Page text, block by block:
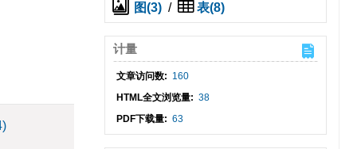
图(3) / 表(8)
计量
文章访问数: 160
HTML全文浏览量: 38
PDF下载量: 63